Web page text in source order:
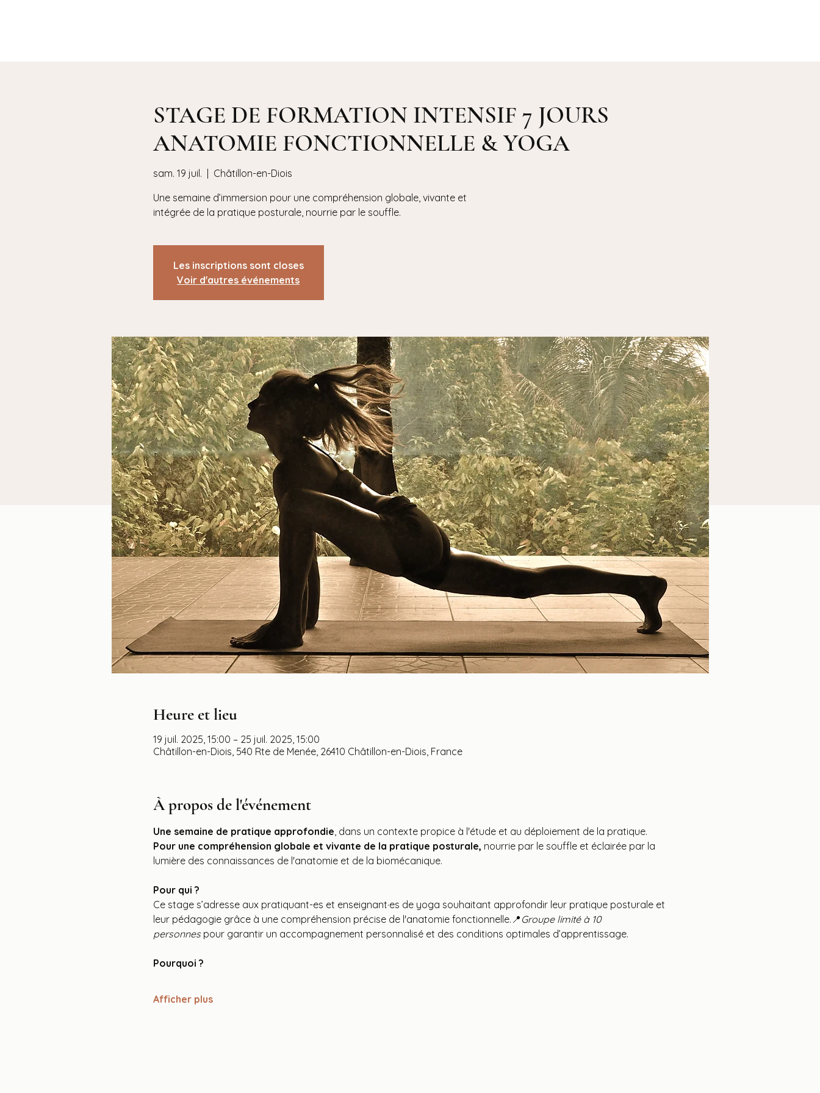
STAGE DE FORMATION INTENSIF 7 JOURS
ANATOMIE FONCTIONNELLE & YOGA
sam. 19 juil.
  |
Châtillon-en-Diois
Une semaine d’immersion pour une compréhension globale, vivante et
intégrée de la pratique posturale, nourrie par le souffle.
Les inscriptions sont closes
Voir d'autres événements
Heure et lieu
19 juil. 2025, 15:00 – 25 juil. 2025, 15:00
Châtillon-en-Diois, 540 Rte de Menée, 26410 Châtillon-en-Diois, France
À propos de l'événement
Une semaine de pratique approfondie , dans un contexte propice à l'étude et au déploiement de la pratique.
Pour une compréhension globale et vivante de la pratique posturale, nourrie par le souffle et éclairée par la
lumière des connaissances de l'anatomie et de la biomécanique.
Pour qui ?
Ce stage s’adresse aux pratiquant-es et enseignant·es de yoga souhaitant approfondir leur pratique posturale et
leur pédagogie grâce à une compréhension précise de l'anatomie fonctionnelle.📍 Groupe limité à 10
personnes pour garantir un accompagnement personnalisé et des conditions optimales d’apprentissage.
Pourquoi ?
Afficher plus